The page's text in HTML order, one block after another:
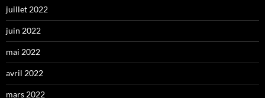
juillet 2022
juin 2022
mai 2022
avril 2022
mars 2022